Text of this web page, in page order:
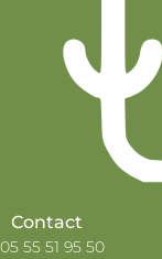
Contact
05 55 51 95 50